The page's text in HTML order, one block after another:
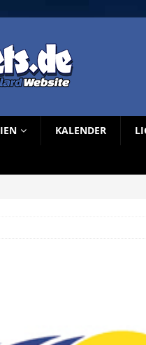
KALENDER